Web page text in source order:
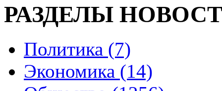
РАЗДЕЛЫ
Политика (7)
Экономика (14)